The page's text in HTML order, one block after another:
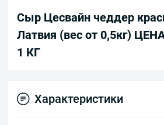
Сыр Цесвайн чеддер
Латвия (вес от 0,5кг)
1 КГ
Характеристики